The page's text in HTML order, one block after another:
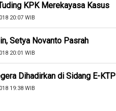
KPK Merekayasa Kasus
20:07 WIB
Setya Novanto Pasrah
20:01 WIB
Dihadirkan di Sidang E-KTP
19:38 WIB